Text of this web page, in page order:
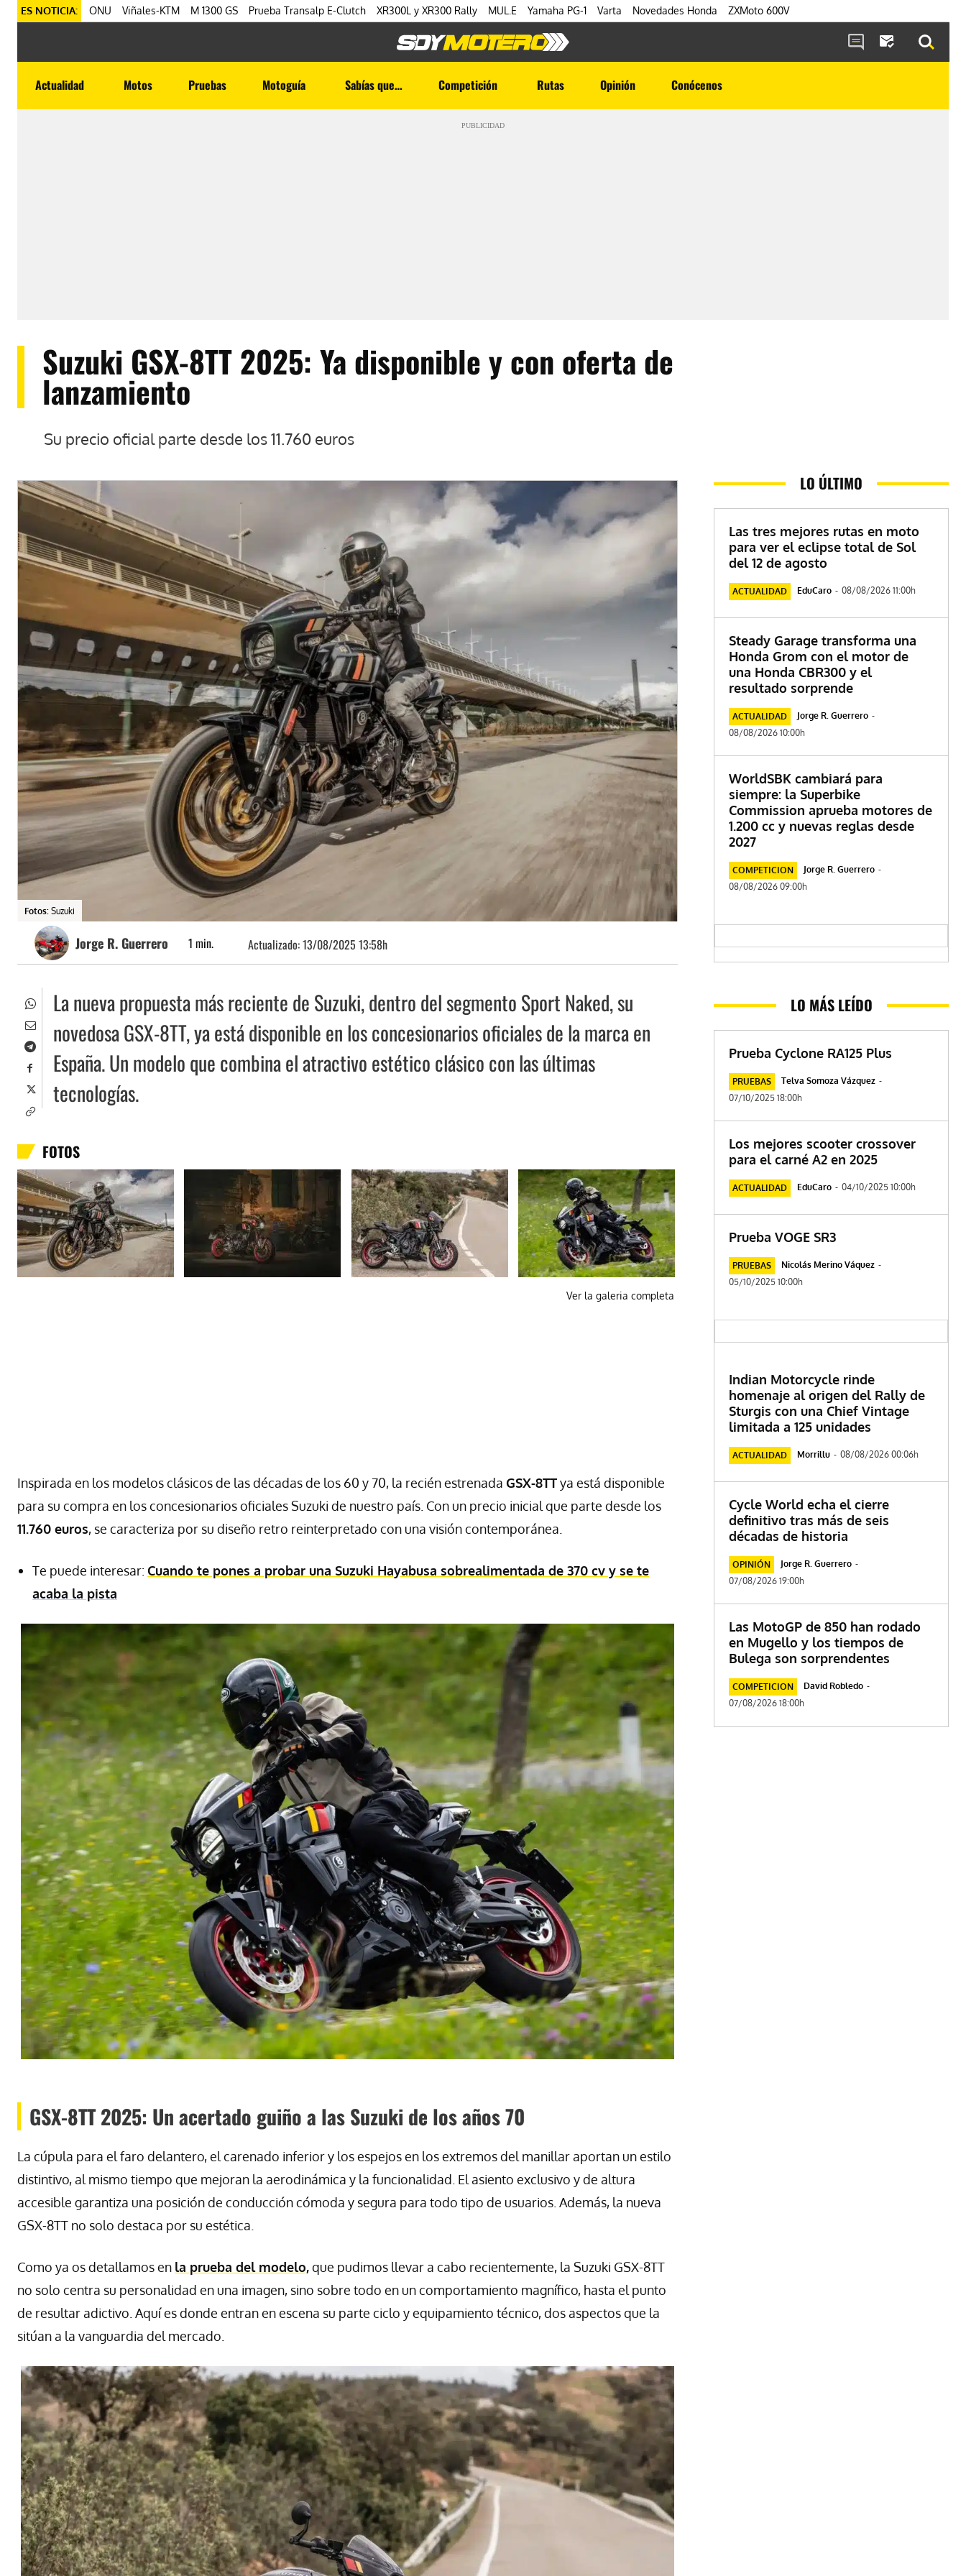
ES NOTICIA: ONU Viñales-KTM M 1300 GS Prueba Transalp E-Clutch XR300L y XR300 Rally MUL.E Yamaha PG-1 Varta Novedades Honda ZXMoto 600V
Actualidad Motos Pruebas Motoguía Sabías que… Competición Rutas Opinión Conócenos
PUBLICIDAD
Suzuki GSX-8TT 2025: Ya disponible y con oferta de
lanzamiento
Su precio oficial parte desde los 11.760 euros
Fotos: Suzuki
Jorge R. Guerrero 1 min. Actualizado:13/08/2025 13:58h
La nueva propuesta más reciente de Suzuki, dentro del segmento Sport Naked, su
novedosa GSX-8TT, ya está disponible en los concesionarios oficiales de la marca en
España. Un modelo que combina el atractivo estético clásico con las últimas
tecnologías.
FOTOS
Ver la galeria completa
Inspirada en los modelos clásicos de las décadas de los 60 y 70, la recién estrenada GSX-8TTya está disponible
para su compra en los concesionarios oficiales Suzuki de nuestro país. Con un precio inicial que parte desde los
11.760 euros, se caracteriza por su diseño retro reinterpretado con una visión contemporánea.
Te puede interesar: Cuando te pones a probar una Suzuki Hayabusa sobrealimentada de 370 cv y se te
acaba la pista
GSX-8TT 2025: Un acertado guiño a las Suzuki de los años 70
La cúpula para el faro delantero, el carenado inferior y los espejos en los extremos del manillar aportan un estilo
distintivo, al mismo tiempo que mejoran la aerodinámica y la funcionalidad. El asiento exclusivo y de altura
accesible garantiza una posición de conducción cómoda y segura para todo tipo de usuarios. Además, la nueva
GSX-8TT no solo destaca por su estética.
Como ya os detallamos en la prueba del modelo,que pudimos llevar a cabo recientemente, la Suzuki GSX-8TT
no solo centra su personalidad en una imagen, sino sobre todo en un comportamiento magnífico, hasta el punto
de resultar adictivo. Aquí es donde entran en escena su parte ciclo y equipamiento técnico, dos aspectos que la
sitúan a la vanguardia del mercado.
LO ÚLTIMO
Las tres mejores rutas en moto
para ver el eclipse total de Sol
del 12 de agosto
ACTUALIDAD EduCaro - 08/08/2026 11:00h
Steady Garage transforma una
Honda Grom con el motor de
una Honda CBR300 y el
resultado sorprende
ACTUALIDAD Jorge R. Guerrero -
08/08/2026 10:00h
WorldSBK cambiará para
siempre: la Superbike
Commission aprueba motores de
1.200 cc y nuevas reglas desde
2027
COMPETICION Jorge R. Guerrero -
08/08/2026 09:00h
LO MÁS LEÍDO
Prueba Cyclone RA125 Plus
PRUEBAS Telva Somoza Vázquez -
07/10/2025 18:00h
Los mejores scooter crossover
para el carné A2 en 2025
ACTUALIDAD EduCaro - 04/10/2025 10:00h
Prueba VOGE SR3
PRUEBAS Nicolás Merino Váquez -
05/10/2025 10:00h
Indian Motorcycle rinde
homenaje al origen del Rally de
Sturgis con una Chief Vintage
limitada a 125 unidades
ACTUALIDAD Morrillu - 08/08/2026 00:06h
Cycle World echa el cierre
definitivo tras más de seis
décadas de historia
OPINIÓN Jorge R. Guerrero -
07/08/2026 19:00h
Las MotoGP de 850 han rodado
en Mugello y los tiempos de
Bulega son sorprendentes
COMPETICION David Robledo -
07/08/2026 18:00h